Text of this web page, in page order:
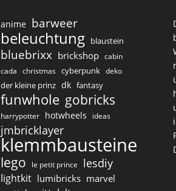
anime barweer
beleuchtung blaustein
bluebrixx brickshop cabin
cada
christmas cyberpunk deko
der kleine prinz dk fantasy
funwhole gobricks
harrypotter hotwheels ideas
jmbricklayer
klemmbausteine
lego le petit prince lesdiy
lightkit lumibricks marvel